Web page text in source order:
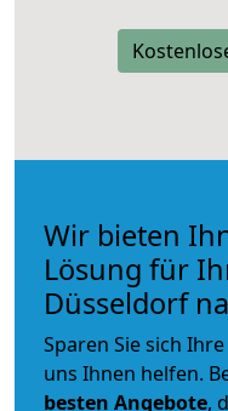
Wir bieten
Lösung für
Düsseldorf
Sparen Sie sich
uns Ihnen helfen.
besten Angebote,